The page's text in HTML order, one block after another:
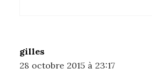
gilles
28 octobre 2015 à 23:17